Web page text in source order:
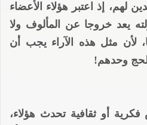
لهم، إذ اعتبر هؤلاء الأعضاء
يعد خروجا عن المألوف ولا
لأن مثل هذه الآراء يجب أن
وحدهم!
أو ثقافية تحدث هؤلاء،